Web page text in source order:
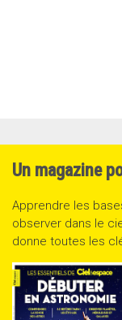
Un magazine
Apprendre les
observer dans le
donne toutes les